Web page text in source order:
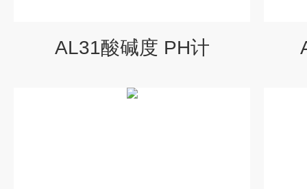
AL31酸碱度 PH计